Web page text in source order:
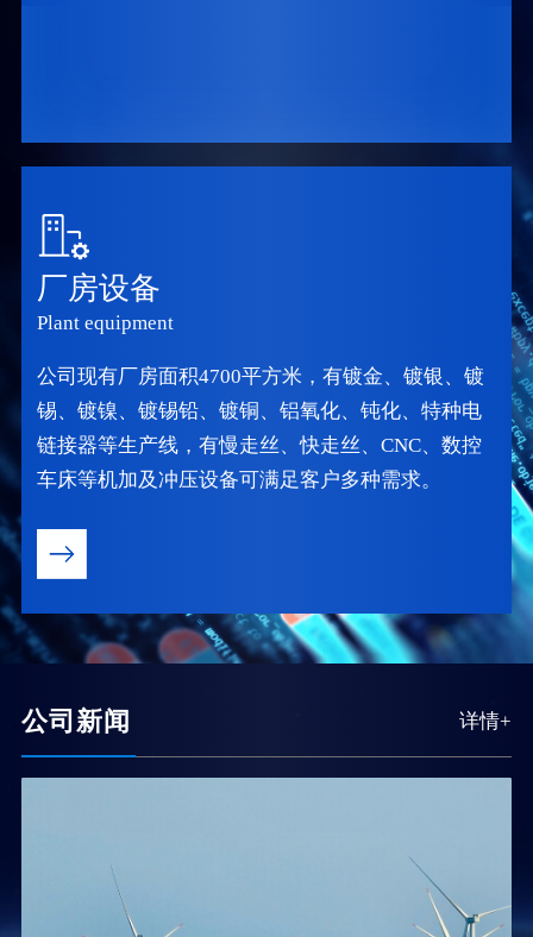
厂房设备
Plant equipment
公司现有厂房面积4700平方米，有镀金、镀银、镀
锡、镀镍、镀锡铅、镀铜、铝氧化、钝化、特种电
链接器等生产线，有慢走丝、快走丝、CNC、数控
车床等机加及冲压设备可满足客户多种需求。
公司新闻 详情+